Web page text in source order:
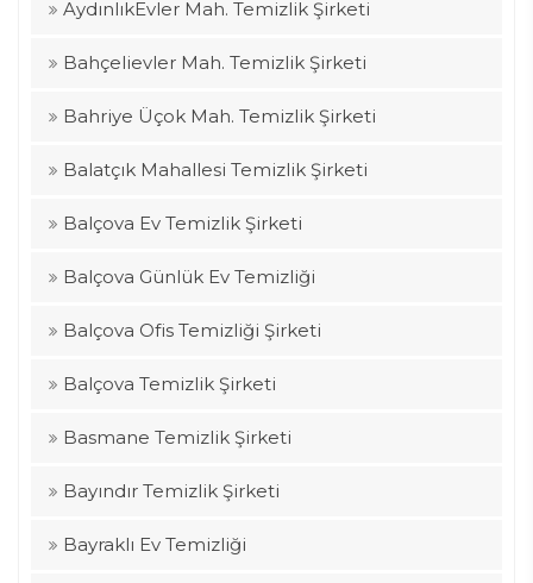
AydınlıkEvler Mah. Temizlik Şirketi
Bahçelievler Mah. Temizlik Şirketi
Bahriye Üçok Mah. Temizlik Şirketi
Balatçık Mahallesi Temizlik Şirketi
Balçova Ev Temizlik Şirketi
Balçova Günlük Ev Temizliği
Balçova Ofis Temizliği Şirketi
Balçova Temizlik Şirketi
Basmane Temizlik Şirketi
Bayındır Temizlik Şirketi
Bayraklı Ev Temizliği